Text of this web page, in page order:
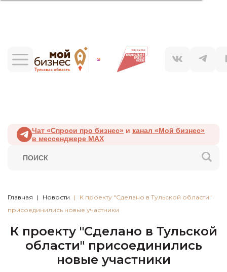
Чат «Спроси про бизнес» и канал «Мой бизнес»
в мессенджере MAX
Главная Новости
К проекту "Сделано в Тульской области"
присоединились новые участники
К проекту "Сделано в Тульской
области" присоединились
новые участники